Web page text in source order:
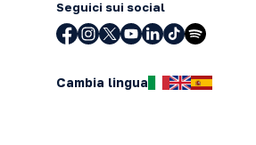
Seguici sui social
Cambia lingua